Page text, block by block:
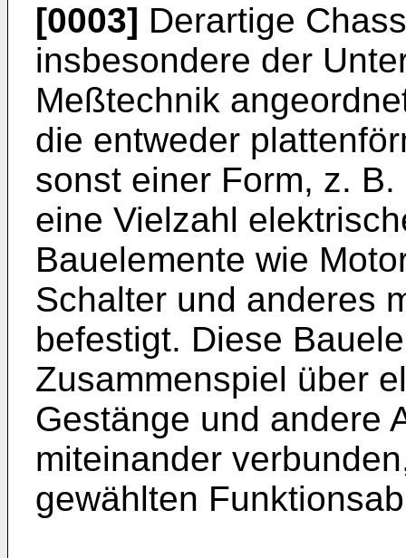
[0003] Derartige
insbesondere der
Meßtechnik
die entweder
sonst einer Form, z.
eine Vielzahl
Bauelemente wie
Schalter und anderes
befestigt. Diese
Zusammenspiel über
Gestänge und andere
miteinander
gewählten